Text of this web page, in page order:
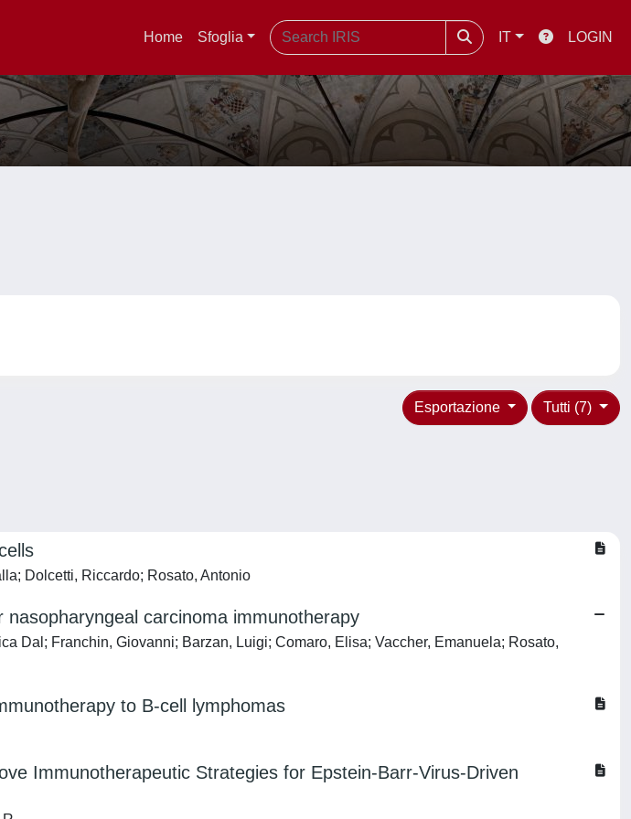
Home Sfoglia IT LOGIN
Tutti (7)
Esportazione
Dolcetti, Riccardo; Rosato, Antonio
carcinoma immunotherapy
Dal; Franchin, Giovanni; Barzan, Luigi; Comaro, Elisa; Vaccher, Emanuela; Rosato,
to B-cell lymphomas
Immunotherapeutic Strategies for Epstein-Barr-Virus-Driven